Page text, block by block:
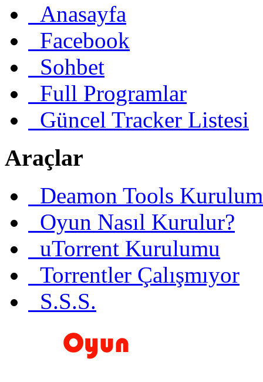
Anasayfa
Facebook
Sohbet
Full Programlar
Güncel Tracker Listesi
Araçlar
Deamon Tools
Oyun Nasıl Kurulur?
uTorrent Kurulumu
Torrentler Çalışmıyor
S.S.S.